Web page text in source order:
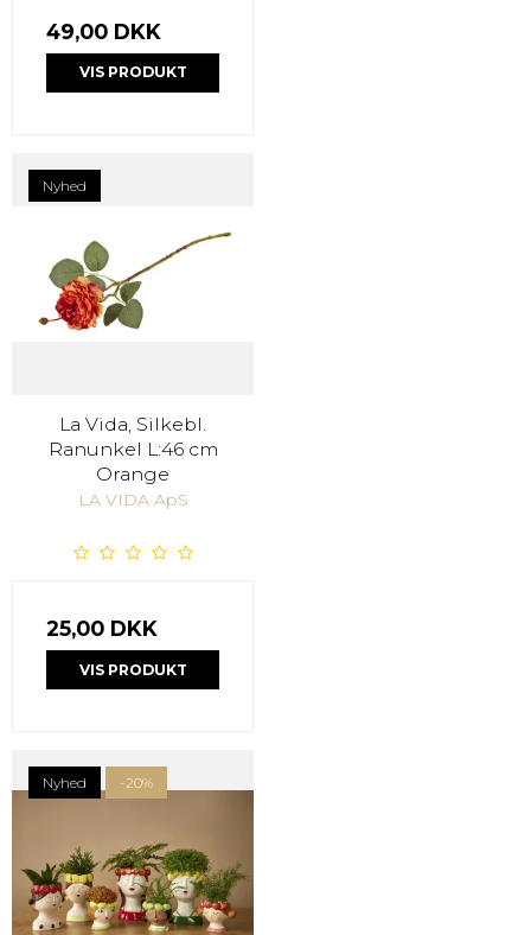
49,00 DKK
VIS PRODUKT
Nyhed
La Vida, Silkebl.
Ranunkel L:46 cm
Orange
LA VIDA ApS
25,00 DKK
VIS PRODUKT
Nyhed -20%